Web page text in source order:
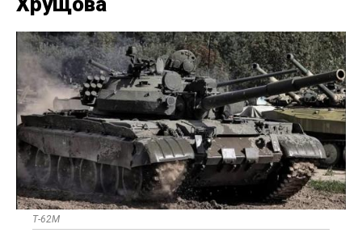
Т-62М